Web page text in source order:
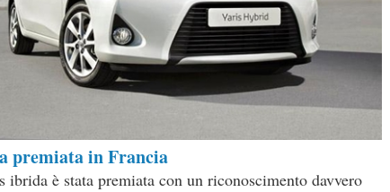
premiata in Francia
ibrida è stata premiata con un riconoscimento davvero